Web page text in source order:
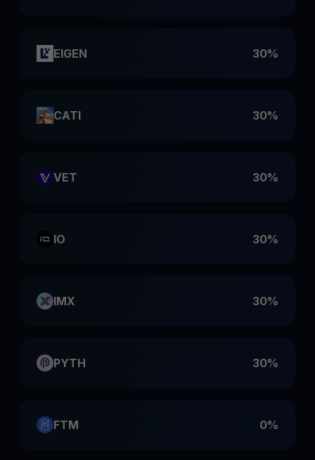
EIGEN 30%
CATI 30%
VET 30%
IO 30%
IMX 30%
PYTH 30%
FTM 0%